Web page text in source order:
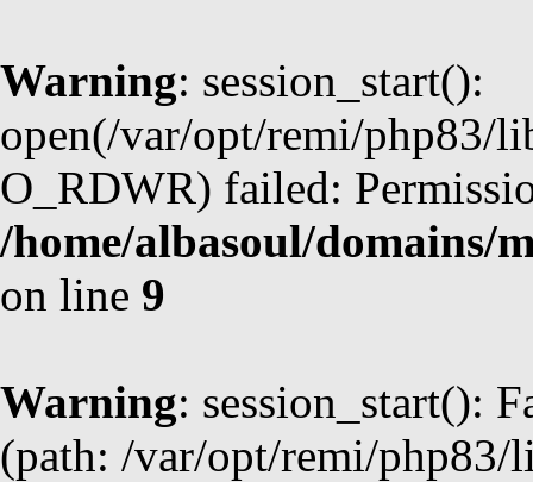
Warning: session_start():
open(/var/opt/remi/php83/
O_RDWR) failed:
/home/albasoul/domains/
on line 9
Warning: session_start():
(path: /var/opt/remi/php83/